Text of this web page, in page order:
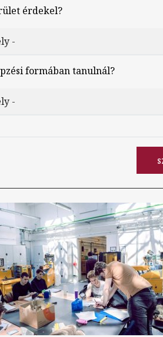
érdekel?
formában tanulnál?